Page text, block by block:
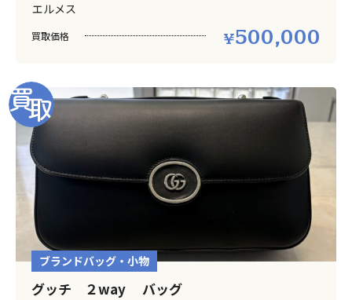
エルメス
買取価格 500,000
ブランドバッグ・小物
グッチ ２way バッグ